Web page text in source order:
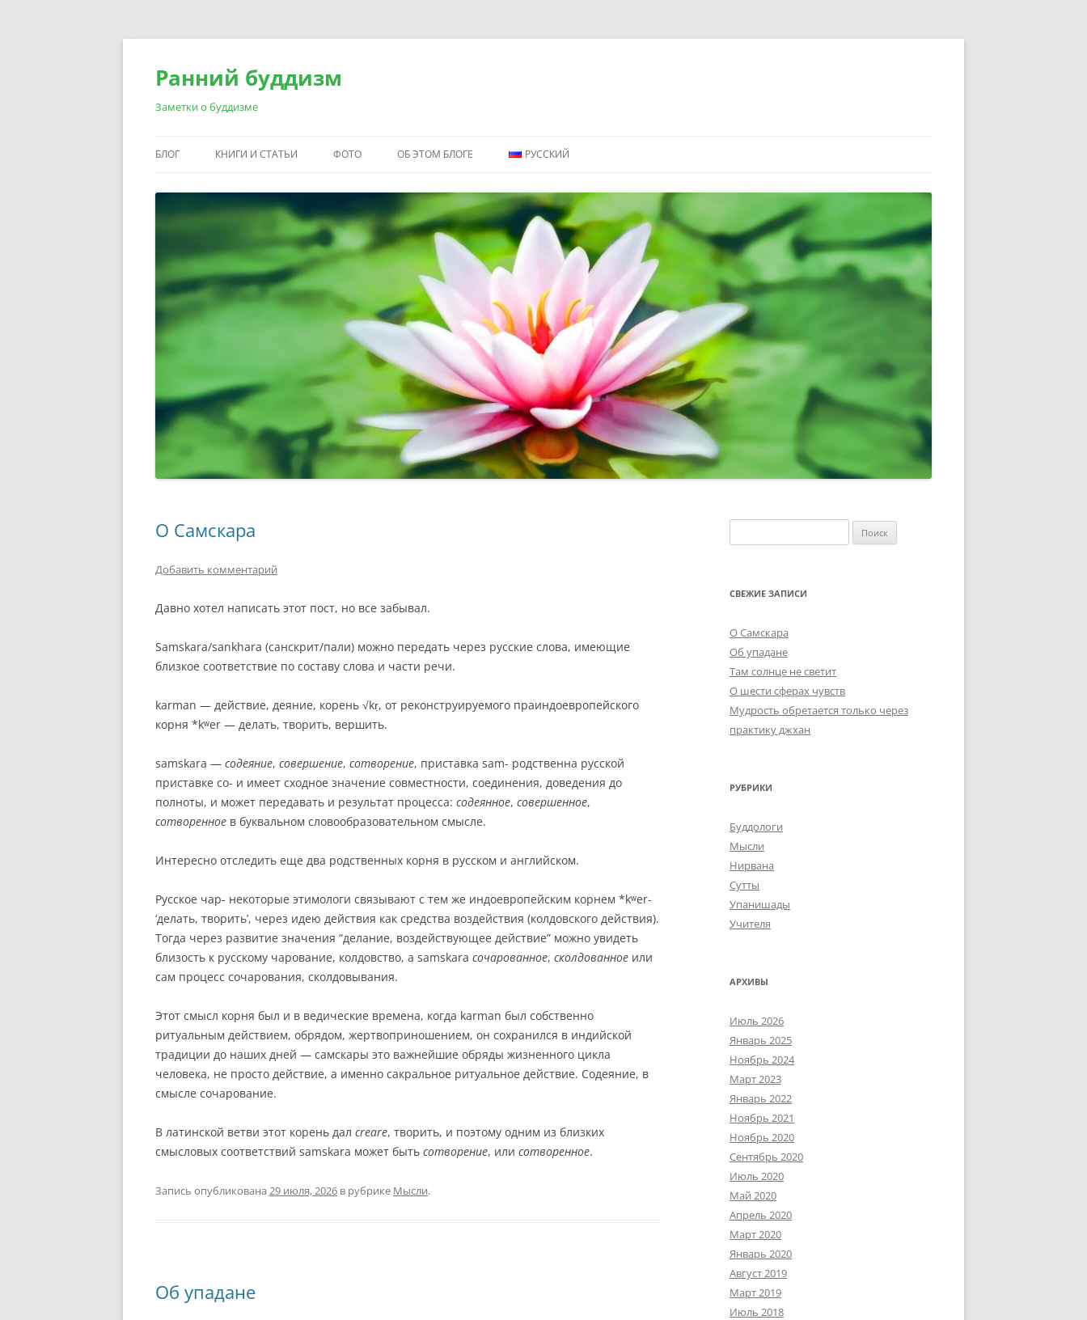
Перейти
содержимому
Ранний буддизм
Заметки о буддизме
БЛОГ КНИГИ И СТАТЬИ ФОТО ОБ ЭТОМ БЛОГЕ РУССКИЙ
РУССКИЙ
О Самскара
Добавить комментарий
Давно хотел написать этот пост, но все забывал.
Samskara/sankhara (санскрит/пали) можно передать через русские слова, имеющие
близкое соответствие по составу слова и части речи.
karman — действие, деяние, корень √kṛ, от реконструируемого праиндоевропейского
корня *kʷer — делать, творить, вершить.
samskara — содеяние, совершение, сотворение, приставка sam- родственна русской
приставке со- и имеет сходное значение совместности, соединения, доведения до
полноты, и может передавать и результат процесса: содеянное, совершенное,
сотворенное в буквальном словообразовательном смысле.
Интересно отследить еще два родственных корня в русском и английском.
Русское чар- некоторые этимологи связывают с тем же индоевропейским корнем *kʷer-
‘делать, творить’, через идею действия как средства воздействия (колдовского действия).
Тогда через развитие значения “делание, воздействующее действие” можно увидеть
близость к русскому чарование, колдовство, а samskara сочарованное, сколдованное или
сам процесс сочарования, сколдовывания.
Этот смысл корня был и в ведические времена, когда karman был собственно
ритуальным действием, обрядом, жертвоприношением, он сохранился в индийской
традиции до наших дней — самскары это важнейшие обряды жизненного цикла
человека, не просто действие, а именно сакральное ритуальное действие. Содеяние, в
смысле сочарование.
В латинской ветви этот корень дал creare, творить, и поэтому одним из близких
смысловых соответствий samskara может быть сотворение, или сотворенное.
Запись опубликована 29 июля, 2026 в рубрике Мысли.
Об упадане
СВЕЖИЕ ЗАПИСИ
О Самскара
Об упадане
Там солнце не светит
О шести сферах чувств
Мудрость обретается только через
практику джхан
РУБРИКИ
Буддологи
Мысли
Нирвана
Сутты
Упанишады
Учителя
АРХИВЫ
Июль 2026
Январь 2025
Ноябрь 2024
Март 2023
Январь 2022
Ноябрь 2021
Ноябрь 2020
Сентябрь 2020
Июль 2020
Май 2020
Апрель 2020
Март 2020
Январь 2020
Август 2019
Март 2019
Июль 2018